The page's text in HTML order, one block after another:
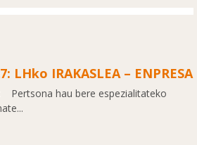
LHko IRAKASLEA – ENPRESA
Pertsona hau bere espezialitateko